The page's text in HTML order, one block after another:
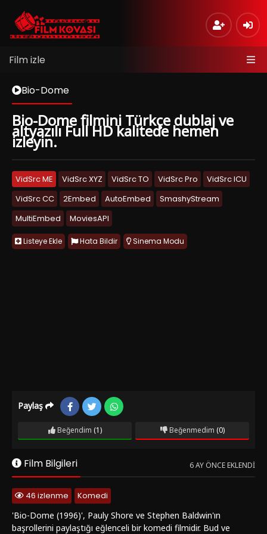
Film izle
Bio-Dome
Bio-Dome filmini Türkçe dublaj ve
altyazılı Full HD kalitede hemen
izleyin.
VidSrc ME VidSrc XYZ VidSrc TO VidSrc Pro
VidSrc ICU
VidSrc CC
2Embed AutoEmbed
SmashyStream
MultiEmbed
MoviesAPI
Listeye Ekle Hata Bildir Sinema Modu
Paylaş
Beğendim (1) Beğenmedim (0)
Film Bilgileri 6 AY ÖNCE EKLENDI
46 izlenme
Komedi
'Bio-Dome (1996)', Pauly Shore ve Stephen Baldwin'ın
başrollerini paylaştığı eğlenceli bir komedi filmidir. Bud ve